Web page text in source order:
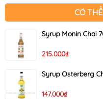
CÓ
Syrup Monin Chai
215.000₫
Syrup Osterberg
147.000₫